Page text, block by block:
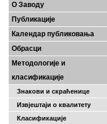
О Заводу
Публикације
Календар публиковања
Обрасци
Методологије и
класификације
Знакови и скраћенице
Извјештаји о квалитету
Класификације